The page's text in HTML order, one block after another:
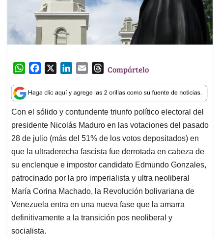
W
a
t
s
A
p
p
c
e
b
o
o
k
n
k
e
d
I
n
a
i
l
T
r
e
a
d
s
Compártelo
Con el sólido y contundente triunfo político electoral del
presidente Nicolás Maduro en las votaciones del pasado
28 de julio (más del 51% de los votos depositados) en
que la ultraderecha fascista fue derrotada en cabeza de
su enclenque e impostor candidato Edmundo Gonzales,
patrocinado por la pro imperialista y ultra neoliberal
María Corina Machado, la Revolución bolivariana de
Venezuela entra en una nueva fase que la amarra
definitivamente a la transición pos neoliberal y
socialista.